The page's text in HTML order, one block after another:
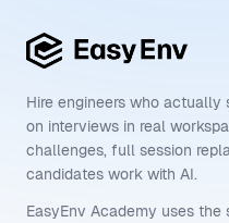
Hire engineers who actually
on interviews in real
challenges, full session
candidates work with AI.
EasyEnv Academy uses